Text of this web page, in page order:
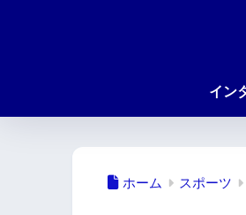
イン
ホーム スポーツ